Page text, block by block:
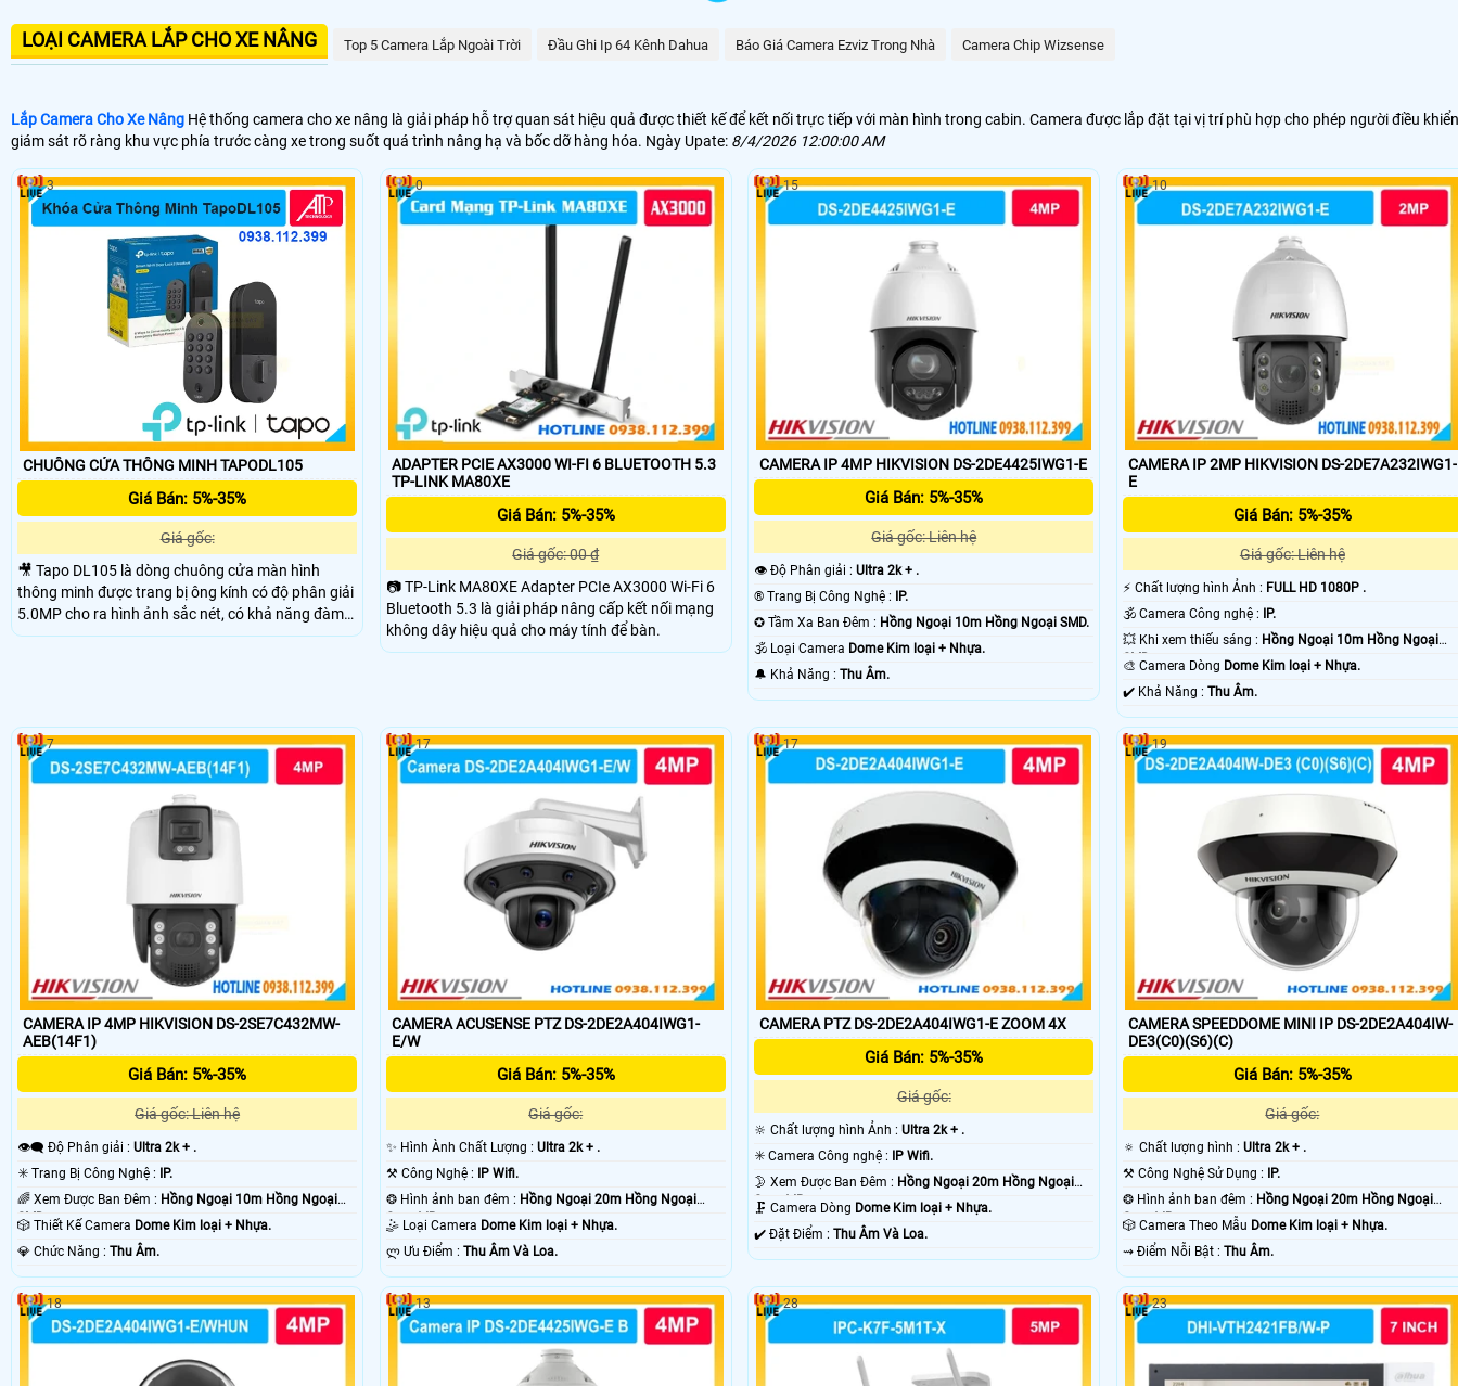
LOẠI CAMERA LẮP CHO XE NÂNG Top 5 Camera Lắp Ngoài Trời Đầu Ghi Ip 64 Kênh Dahua Báo Giá Camera Ezviz Trong Nhà Camera Chip Wizsense
Lắp Camera Cho Xe Nâng Hệ thống camera cho xe nâng là giải pháp hỗ trợ quan sát hiệu quả được thiết kế để kết nối trực tiếp với màn hình trong cabin. Camera được lắp đặt tại vị trí phù hợp cho phép người điều khiển
giám sát rõ ràng khu vực phía trước càng xe trong suốt quá trình nâng hạ và bốc dỡ hàng hóa. Ngày Upate: 8/4/2026 12:00:00 AM
CHUÔNG CỬA THÔNG MINH TAPODL105
Giá Bán: 5%-35%
Giá gốc:
🎥 Tapo DL105 là dòng chuông cửa màn hình
thông minh được trang bị ông kính có độ phân giải
5.0MP cho ra hình ảnh sắc nét, có khả năng đàm
thoại 2 chiều qua camera, có tính năng Ai nhận
3
ADAPTER PCIE AX3000 WI-FI 6 BLUETOOTH 5.3
TP-LINK MA80XE
Giá Bán: 5%-35%
Giá gốc: 00 ₫
📷 TP-Link MA80XE Adapter PCIe AX3000 Wi-Fi 6
Bluetooth 5.3 là giải pháp nâng cấp kết nối mạng
không dây hiệu quả cho máy tính để bàn.
0
CAMERA IP 4MP HIKVISION DS-2DE4425IWG1-E
Giá Bán: 5%-35%
Giá gốc: Liên hệ
👁 Độ Phân giải :Ultra 2k + .
®️ Trang Bị Công Nghệ :
IP.
✪ Tầm Xa Ban Đêm : Hồng Ngoại 10m Hồng Ngoại SMD.
🕉️ Loại Camera Dome Kim loại + Nhựa.
️🔔 Khả Năng :Thu Âm.
15
CAMERA IP 2MP HIKVISION DS-2DE7A232IWG1-
E
Giá Bán: 5%-35%
Giá gốc: Liên hệ
️⚡ Chất lượng hình Ảnh : FULL HD 1080P .
🕉️ Camera Công nghệ :
IP.
💥 Khi xem thiếu sáng : Hồng Ngoại 10m Hồng Ngoại
SMD.🎨 Camera Dòng Dome Kim loại + Nhựa.
️✔️ Khả Năng : Thu Âm.
10
CAMERA IP 4MP HIKVISION DS-2SE7C432MW-
AEB(14F1)
Giá Bán: 5%-35%
Giá gốc: Liên hệ
👁️‍🗨 Độ Phân giải : Ultra 2k + .
✳️ Trang Bị Công Nghệ :
IP.
🌈 Xem Được Ban Đêm : Hồng Ngoại 10m Hồng Ngoại
SMD.🎲 Thiết Kế Camera Dome Kim loại + Nhựa.
️💎 Chức Năng : Thu Âm.
7
CAMERA ACUSENSE PTZ DS-2DE2A404IWG1-
E/W
Giá Bán: 5%-35%
Giá gốc:
✨ Hình Ành Chất Lượng : Ultra 2k + .
⚒ Công Nghệ :
IP Wifi.
❂ Hình ảnh ban đêm : Hồng Ngoại 20m Hồng Ngoại
Smart IR.
🤹 Loại Camera Dome Kim loại + Nhựa.
️ლ Ưu Điểm : Thu Âm Và Loa.
17
CAMERA PTZ DS-2DE2A404IWG1-E ZOOM 4X
Giá Bán: 5%-35%
Giá gốc:
🔆 Chất lượng hình Ảnh :Ultra 2k + .
✳️ Camera Công nghệ :
IP Wifi.
🌛 Xem Được Ban Đêm : Hồng Ngoại 20m Hồng Ngoại
Smart IR.
🗜️ Camera Dòng Dome Kim loại + Nhựa.
️✔️ Đặt Điểm :Thu Âm Và Loa.
17
CAMERA SPEEDDOME MINI IP DS-2DE2A404IW-
DE3(C0)(S6)(C)
Giá Bán: 5%-35%
Giá gốc:
🔅 Chất lượng hình : Ultra 2k + .
⚒ Công Nghệ Sử Dụng :
IP.
❂ Hình ảnh ban đêm : Hồng Ngoại 20m Hồng Ngoại
Smart IR.
🎲 Camera Theo Mẫu Dome Kim loại + Nhựa.
️⇝ Điểm Nỗi Bật : Thu Âm.
19
18 13 28 23